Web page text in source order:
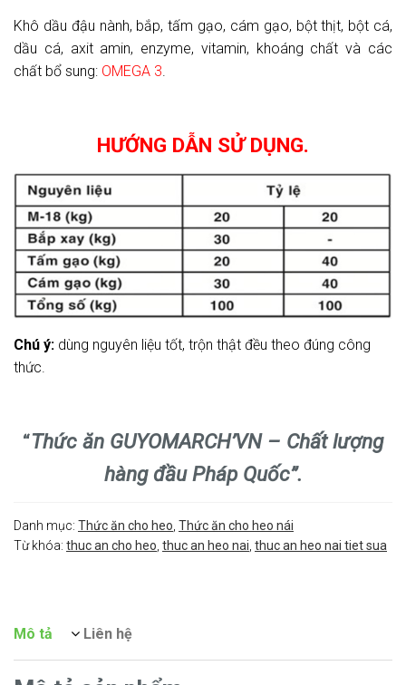
Khô dầu đậu nành, bắp, tấm gạo, cám gạo, bột thịt, bột cá,
dầu cá, axit amin, enzyme, vitamin, khoáng chất và các
chất bổ sung: OMEGA 3.
HƯỚNG DẪN SỬ DỤNG.
Chú ý: dùng nguyên liệu tốt, trộn thật đều theo đúng công
thức.
“Thức ăn GUYOMARCH’VN – Chất lượng
hàng đầu Pháp Quốc”.
Danh mục: Thức ăn cho heo Thức ăn cho heo nái
Từ khóa: thuc an cho heo thuc an heo nai thuc an heo nai tiet sua
Mô tả Liên hệ